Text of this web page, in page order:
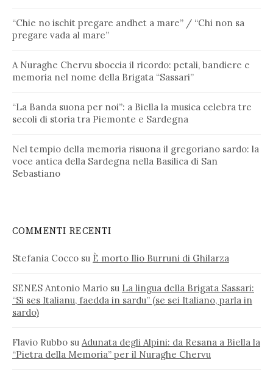
“Chie no ischit pregare andhet a mare” / “Chi non sa
pregare vada al mare”
A Nuraghe Chervu sboccia il ricordo: petali, bandiere e
memoria nel nome della Brigata “Sassari”
“La Banda suona per noi”: a Biella la musica celebra tre
secoli di storia tra Piemonte e Sardegna
Nel tempio della memoria risuona il gregoriano sardo: la
voce antica della Sardegna nella Basilica di San
Sebastiano
COMMENTI RECENTI
Stefania Cocco su È morto Ilio Burruni di Ghilarza
SENES Antonio Mario su La lingua della Brigata Sassari:
“Si ses Italianu, faedda in sardu” (se sei Italiano, parla in
sardo)
Flavio Rubbo su Adunata degli Alpini: da Resana a Biella la
“Pietra della Memoria” per il Nuraghe Chervu